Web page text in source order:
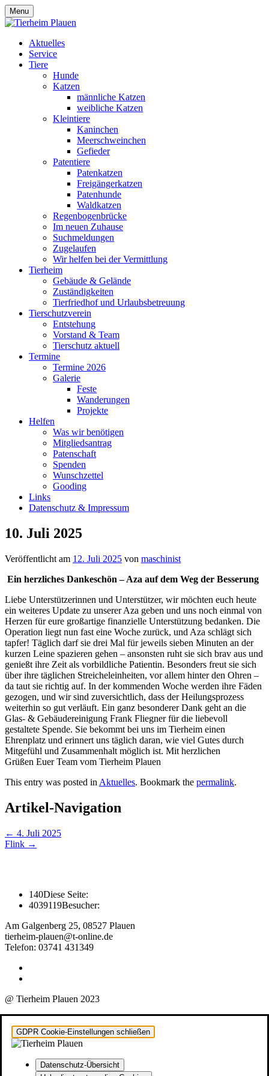
Menu
Aktuelles
Service
Tiere
Hunde
Katzen
männliche Katzen
weibliche Katzen
Kleintiere
Kaninchen
Meerschweinchen
Gefieder
Patentiere
Patenkatzen
Freigängerkatzen
Patenhunde
Waldkatzen
Regenbogenbrücke
Im neuen Zuhause
Suchmeldungen
Zugelaufen
Wir helfen bei der Vermittlung
Tierheim
Gebäude & Gelände
Zuständigkeiten
Tierfriedhof und Urlaubsbetreuung
Tierschutzverein
Entstehung
Vorstand & Team
Tierschutz aktuell
Termine
Termine 2026
Galerie
Feste
Wanderungen
Projekte
Helfen
Was wir benötigen
Mitgliedsantrag
Patenschaft
Spenden
Wunschzettel
Gooding
Links
Datenschutz & Impressum
10. Juli 2025
Veröffentlicht am 12. Juli 2025 von maschinist
Ein herzliches Dankeschön – Aza auf dem Weg der Besserung
Liebe Unterstützerinnen und Unterstützer, wir möchten euch heute
ein weiteres Update zu unserer Aza geben und uns noch einmal von
Herzen für eure großartige finanzielle Unterstützung bedanken. Die
Operation liegt nun fast eine Woche zurück, und Aza schlägt sich
tapfer! Täglich darf sie drei Mal für jeweils sieben Minuten an der
kurzen Leine spazieren gehen – ansonsten ruht sie sich brav aus und
genießt ihre Zeit als vorbildliche Patientin. Besonders freut sie sich
über ihre täglichen Streicheleinheiten, vor allem hinter den Ohren –
da taut sie richtig auf. In der kommenden Woche werden ihre Fäden
gezogen, und wir sind zuversichtlich, dass der Heilungsprozess
weiterhin so gut verläuft. Ein ganz besonderer Dank geht an die
Glas- & Gebäudereinigung Frank Fliegner für die liebevoll
gestaltete Spende. Sie bekommt bei uns im Tierheim einen
Ehrenplatz und erinnert uns täglich daran, wie viel Gutes durch
Mitgefühl und Zusammenhalt möglich ist. Mit herzlichen
Grüßen Euer Team vom Tierheim Plauen
This entry was posted in Aktuelles. Bookmark the permalink.
Artikel-Navigation
← 4. Juli 2025
Flink →
140Diese Seite:
4039119Besucher:
Am Galgenberg 25, 08527 Plauen
tierheim-plauen@t-online.de
Telefon: 03741 431349
@ Tierheim Plauen 2023
GDPR Cookie-Einstellungen schließen
Datenschutz-Übersicht